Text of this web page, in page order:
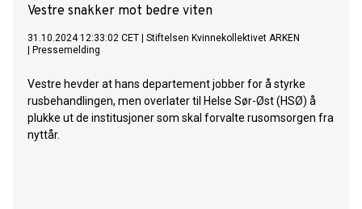
Vestre snakker mot bedre viten
31.10.2024 12:33:02 CET
Stiftelsen Kvinnekollektivet ARKEN
Pressemelding
Vestre hevder at hans departement jobber for å styrke
rusbehandlingen, men overlater til Helse Sør-Øst (HSØ) å
plukke ut de institusjoner som skal forvalte rusomsorgen fra
nyttår.